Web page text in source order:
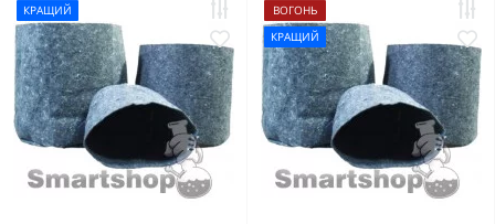
КРАЩИЙ
ВОГОНЬ
КРАЩИЙ